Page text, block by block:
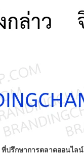
ที่ปรึกษาการตลาดออนไลน์